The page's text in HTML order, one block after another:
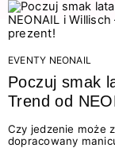
EVENTY NEONAIL
Poczuj smak
Trend od
nowych
Czy jedzenie może
dopracowany